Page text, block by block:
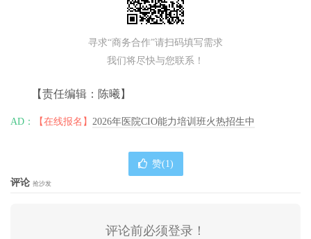
寻求“商务合作”请扫码填写需求
我们将尽快与您联系！
【责任编辑：陈曦】
AD： 【在线报名】 2026年医院CIO能力培训班火热招生中
赞(1)
评论 抢沙发
评论前必须登录！